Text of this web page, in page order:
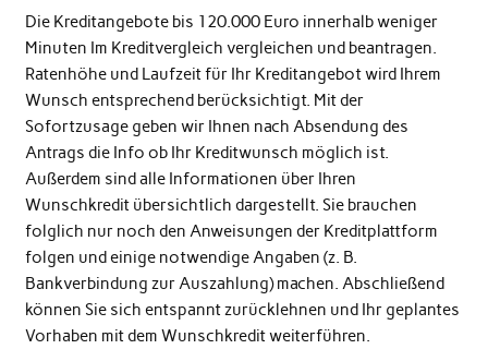
Die Kreditangebote bis 120.000 Euro innerhalb weniger
Minuten Im Kreditvergleich vergleichen und beantragen.
Ratenhöhe und Laufzeit für Ihr Kreditangebot wird Ihrem
Wunsch entsprechend berücksichtigt. Mit der
Sofortzusage geben wir Ihnen nach Absendung des
Antrags die Info ob Ihr Kreditwunsch möglich ist.
Außerdem sind alle Informationen über Ihren
Wunschkredit übersichtlich dargestellt. Sie brauchen
folglich nur noch den Anweisungen der Kreditplattform
folgen und einige notwendige Angaben (z. B.
Bankverbindung zur Auszahlung) machen. Abschließend
können Sie sich entspannt zurücklehnen und Ihr geplantes
Vorhaben mit dem Wunschkredit weiterführen.